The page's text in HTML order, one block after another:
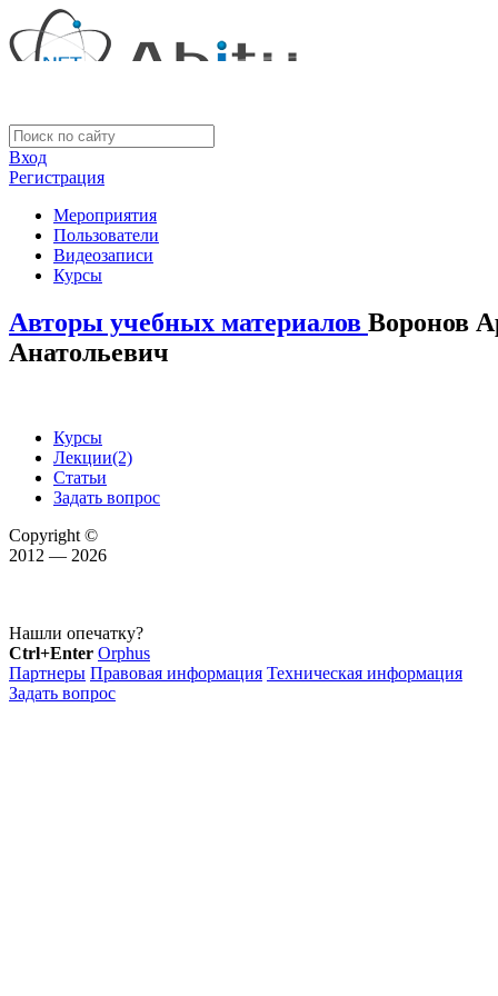
Вход
Регистрация
Мероприятия
Пользователи
Видеозаписи
Курсы
Авторы учебных материалов Воронов
Анатольевич
Курсы
Лекции(2)
Статьи
Задать вопрос
Copyright ©
2012 — 2026
Нашли опечатку?
Ctrl+Enter Orphus
Партнеры Правовая информация Техническая информация
Задать вопрос